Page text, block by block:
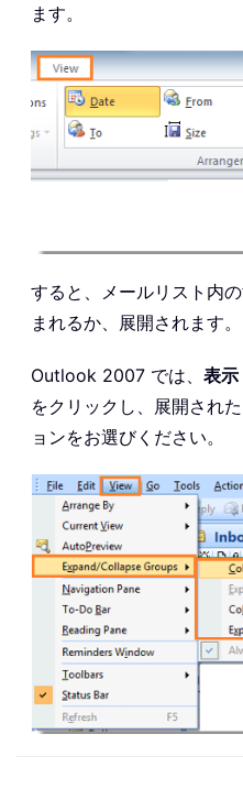
ます。
すると、メールリスト内
まれるか、展開されます。
Outlook 2007 では、 表示
をクリックし、展開され
ョンをお選びください。